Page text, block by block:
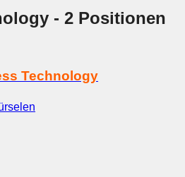
- 2 Positionen
Technology